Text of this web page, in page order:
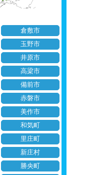
倉敷市
玉野市
井原市
高梁市
備前市
赤磐市
美作市
和気町
里庄町
新庄村
勝央町